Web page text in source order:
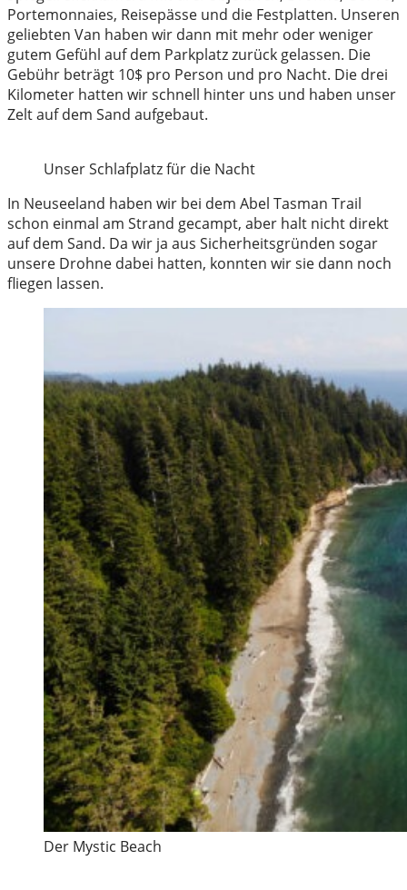
Portemonnaies, Reisepässe und die Festplatten. Unseren
geliebten Van haben wir dann mit mehr oder weniger
gutem Gefühl auf dem Parkplatz zurück gelassen. Die
Gebühr beträgt 10$ pro Person und pro Nacht. Die drei
Kilometer hatten wir schnell hinter uns und haben unser
Zelt auf dem Sand aufgebaut.
Unser Schlafplatz für die Nacht
In Neuseeland haben wir bei dem Abel Tasman Trail
schon einmal am Strand gecampt, aber halt nicht direkt
auf dem Sand. Da wir ja aus Sicherheitsgründen sogar
unsere Drohne dabei hatten, konnten wir sie dann noch
fliegen lassen.
Der Mystic Beach